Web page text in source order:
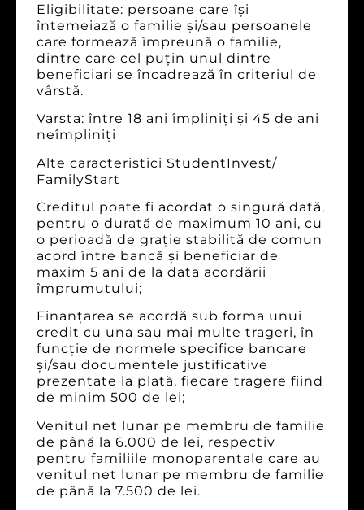
Eligibilitate: persoane care îşi
întemeiază o familie şi/sau persoanele
care formează împreună o familie,
dintre care cel puţin unul dintre
beneficiari se încadrează în criteriul de
vârstă.
Varsta: între 18 ani împliniți și 45 de ani
neîmpliniți
Alte caracteristici StudentInvest/
FamilyStart
Creditul poate fi acordat o singură dată,
pentru o durată de maximum 10 ani, cu
o perioadă de grație stabilită de comun
acord între bancă și beneficiar de
maxim 5 ani de la data acordării
împrumutului;
Finanțarea se acordă sub forma unui
credit cu una sau mai multe trageri, în
funcție de normele specifice bancare
și/sau documentele justificative
prezentate la plată, fiecare tragere fiind
de minim 500 de lei;
Venitul net lunar pe membru de familie
de până la 6.000 de lei, respectiv
pentru familiile monoparentale care au
venitul net lunar pe membru de familie
de până la 7.500 de lei.